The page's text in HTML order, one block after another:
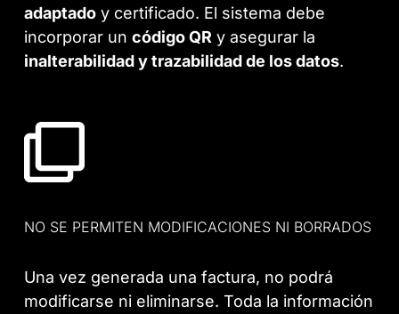
adaptado y certificado. El sistema debe
incorporar uncódigo QR y asegurar la
inalterabilidad y trazabilidad de los datos.
NO SE PERMITEN MODIFICACIONES NI BORRADOS
Una vez generada una factura, no podrá
modificarse ni eliminarse. Toda la información